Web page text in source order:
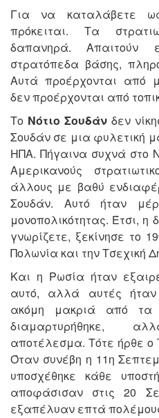
Για να καταλάβετε
πρόκειται. Τα
δαπανηρά. Απαιτούν
στρατόπεδα βάσης,
Αυτά προέρχονται από
δεν προέρχονται από
Το Νότιο Σουδάν δεν
Σουδάν σε μια φυλετική
ΗΠΑ. Πήγαινα συχνά στο
Αμερικανούς
άλλους με βαθύ
Σουδάν. Αυτό ήταν
μονοπολικότητας. Έτσι,
γνωρίζετε, ξεκίνησε το
Πολωνία και την Τσεχική
Και η Ρωσία ήταν
αυτό, αλλά αυτές
ακόμη μακριά από
διαμαρτυρήθηκε,
αποτέλεσμα. Τότε ήρθε ο
Όταν συνέβη η 11η
υποσχέθηκε κάθε
αποφάσισαν στις 20
εξαπέλυαν επτά